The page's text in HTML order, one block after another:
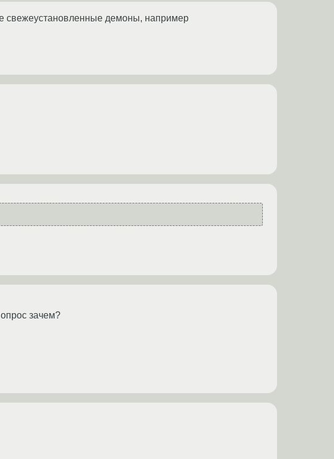
свежеустановленные демоны, например
зачем?